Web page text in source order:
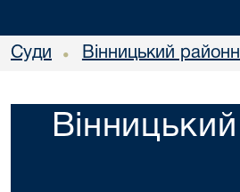
Суди • Вінницький